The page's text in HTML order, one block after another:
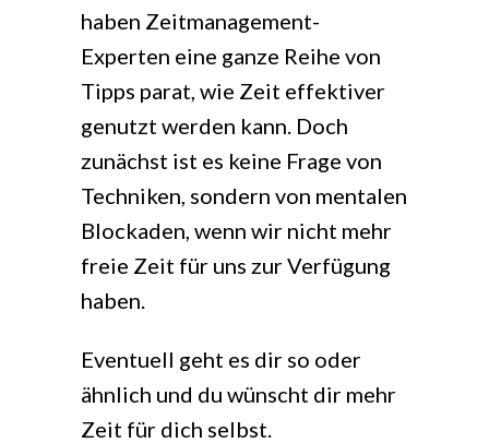
haben Zeitmanagement-
Experten eine ganze Reihe von
Tipps parat, wie Zeit effektiver
genutzt werden kann. Doch
zunächst ist es keine Frage von
Techniken, sondern von mentalen
Blockaden, wenn wir nicht mehr
freie Zeit für uns zur Verfügung
haben.
Eventuell geht es dir so oder
ähnlich und du wünscht dir mehr
Zeit für dich selbst.